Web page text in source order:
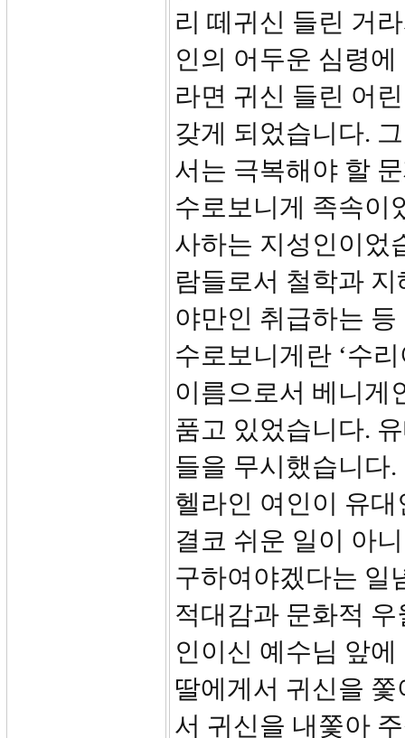
리 떼귀신 들린 거
인의 어두운 심령
라면 귀신 들린 어
갖게 되었습니다.
서는 극복해야 할
수로보니게 족속이
사하는 지성인이었
람들로서 철학과
야만인 취급하는
수로보니게란 ‘수
이름으로서 베니게
품고 있었습니다.
들을 무시했습니다
헬라인 여인이 유
결코 쉬운 일이 아
구하여야겠다는 일
적대감과 문화적
인이신 예수님 앞
딸에게서 귀신을
서 귀신을 내쫓아